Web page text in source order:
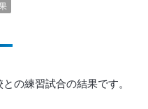
の練習試合の結果です。